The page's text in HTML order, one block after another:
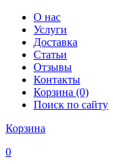
О нас
Услуги
Доставка
Статьи
Отзывы
Контакты
Корзина (0)
Поиск по сайту
Корзина
0